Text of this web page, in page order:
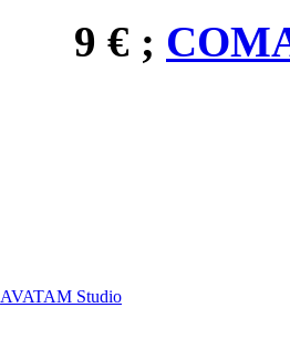
9 € ;
AVATAM Studio